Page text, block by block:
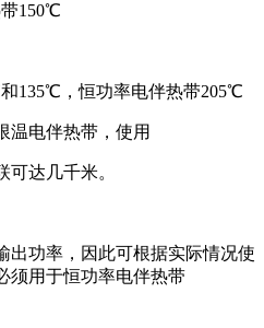
150℃
135℃，恒功率电伴热带205℃
温电伴热带，使用
达几千米。
出功率，因此可根据实际情况使
须用于恒功率电伴热带